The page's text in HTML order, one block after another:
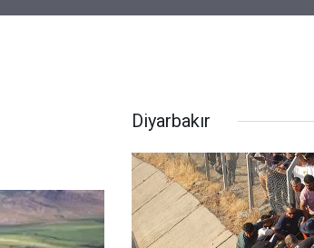
Diyarbakır